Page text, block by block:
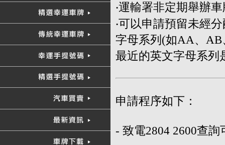
‧運輸署非定期舉辦
‧可以申請預留未經
字母系列(如AA、
最近的英文字母系
申請程序如下：
- 致電2804 2600查